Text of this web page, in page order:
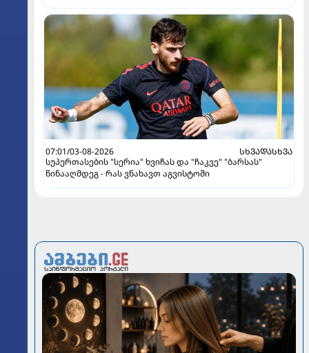
07:01/03-08-2026
ᲡᲮᲕᲐᲓᲐᲡᲮᲕᲐ
სუპერთასების "სერია" ხვიჩას და "ჩაკვე" "ბარსას"
წინააღმდეგ - რას ვნახავთ აგვისტოში